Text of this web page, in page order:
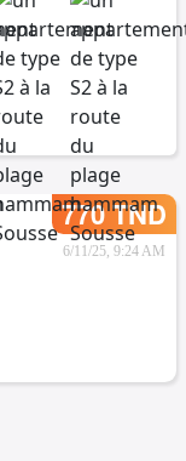
770 TND
6/11/25, 9:24 AM